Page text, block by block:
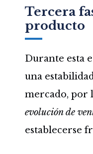
Tercera
producto
Durante esta
una
mercado, por
evolución de
establecerse